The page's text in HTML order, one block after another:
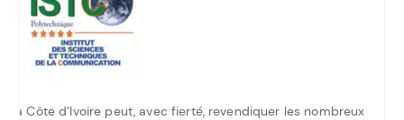
La Côte d’Ivoire peut, avec fierté, revendiquer les nombreux